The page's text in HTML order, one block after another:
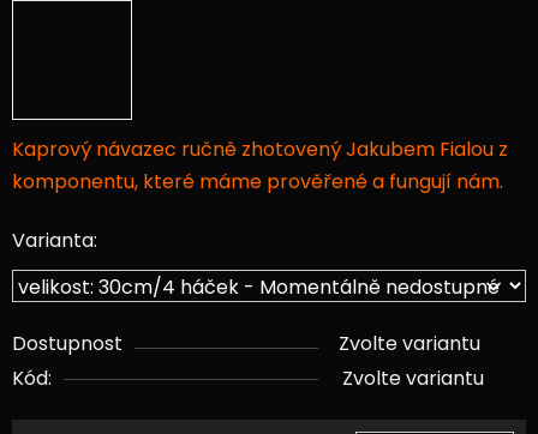
Kaprový návazec ručně zhotovený Jakubem Fialou z
komponentu, které máme prověřené a fungují nám.
Varianta:
Dostupnost
Zvolte variantu
Kód:
Zvolte variantu